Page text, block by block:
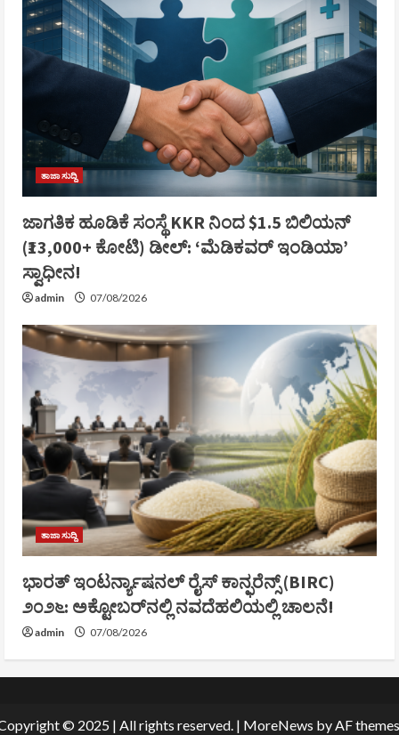
ತಾಜಾ ಸುದ್ದಿ
ಜಾಗತಿಕ ಹೂಡಿಕೆ ಸಂಸ್ಥೆ KKR ನಿಂದ $1.5 ಬಿಲಿಯನ್
(₹13,000+ ಕೋಟಿ) ಡೀಲ್: ‘ಮೆಡಿಕವರ್ ಇಂಡಿಯಾ’
ಸ್ವಾಧೀನ!
admin 07/08/2026
ತಾಜಾ ಸುದ್ದಿ
ಭಾರತ್ ಇಂಟರ್ನ್ಯಾಷನಲ್ ರೈಸ್ ಕಾನ್ಫರೆನ್ಸ್ (BIRC)
೨೦೨೬: ಅಕ್ಟೋಬರ್‌ನಲ್ಲಿ ನವದೆಹಲಿಯಲ್ಲಿ ಚಾಲನೆ!
admin 07/08/2026
© 2025 | All rights reserved. | MoreNews by AF